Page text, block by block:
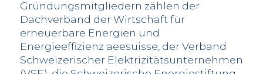
Gründungsmitgliedern zählen der
Dachverband der Wirtschaft für
erneuerbare Energien und
Energieeffizienz aeesuisse, der Verband
Schweizerischer Elektrizitätsunternehmen